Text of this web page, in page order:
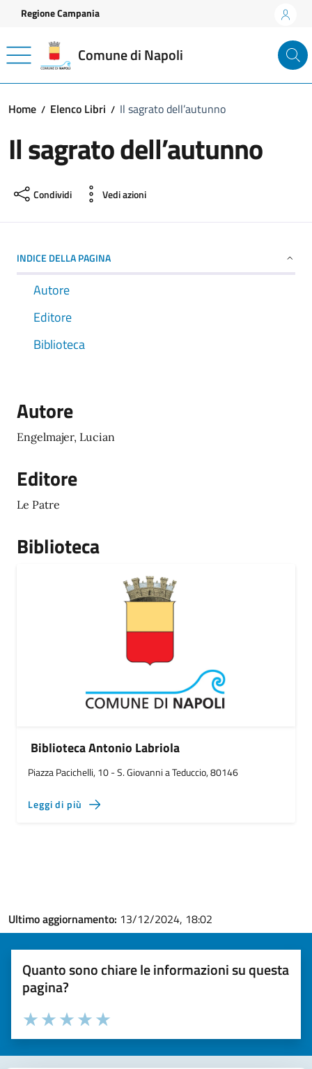
Vai ai contenuti
Vai al footer
Regione Campania
Comune di Napoli
Home Elenco Libri Il sagrato dell’autunno
Il sagrato dell’autunno
Condividi Vedi azioni
INDICE DELLA PAGINA
Autore
Editore
Biblioteca
Autore
Engelmajer, Lucian
Editore
Le Patre
Biblioteca
Biblioteca Antonio Labriola
Piazza Pacichelli, 10 - S. Giovanni a Teduccio, 80146
Leggi di più
Ultimo aggiornamento: 13/12/2024, 18:02
Quanto sono chiare le informazioni su questa
pagina?
Valuta la chiarezza delle informazioni (da 1 a 5 stelle)
Seleziona il numero di stelle per valutare la chiarezza delle
Valuta 5 stelle su 5
Valuta 4 stelle su 5
Valuta 3 stelle su 5
Valuta 2 stelle su 5
Valuta 1 stelle su 5